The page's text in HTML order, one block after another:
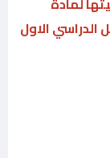
الدراسي الاول